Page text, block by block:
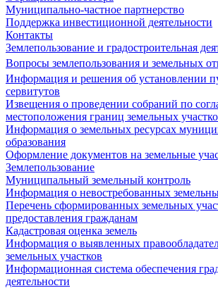
Муниципально-частное партнерство
Поддержка инвестиционной деятельности
Контакты
Землепользование и градостроительная
Вопросы землепользования и земельных
Информация и решения об установлении
сервитутов
Извещения о проведении собраний по
местоположения границ земельных
Информация о земельных ресурсах
образования
Оформление документов на земельные
Землепользование
Муниципальный земельный контроль
Информация о невостребованных
Перечень сформированных земельных
предоставления гражданам
Кадастровая оценка земель
Информация о выявленных
земельных участков
Информационная система обеспечения
деятельности